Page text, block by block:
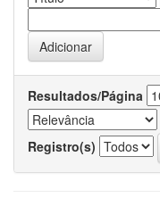
Resultados/Página
Registro(s)